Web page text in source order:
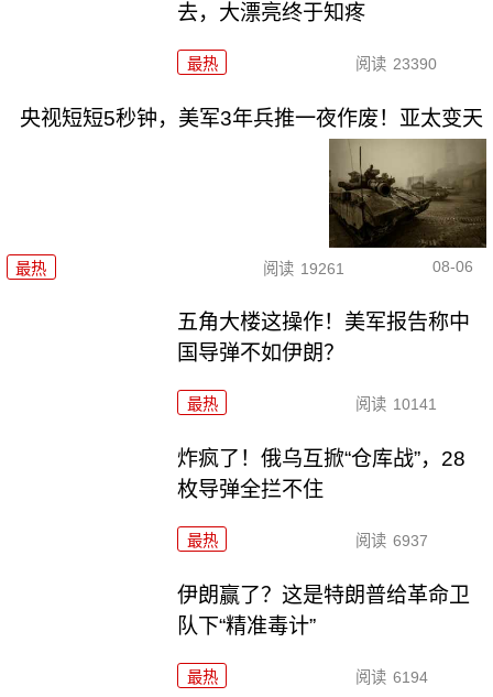
去，大漂亮终于知疼
最热 阅读 23390
央视短短5秒钟，美军3年兵推一夜作废！亚太变天
最热 阅读 19261 08-06
五角大楼这操作！美军报告称中
国导弹不如伊朗？
最热 阅读 10141
炸疯了！俄乌互掀“仓库战”，28
枚导弹全拦不住
最热 阅读 6937
伊朗赢了？这是特朗普给革命卫
队下“精准毒计”
最热 阅读 6194